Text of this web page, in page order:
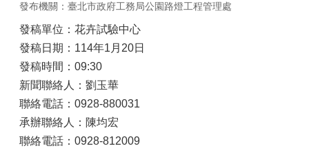
發布機關：臺北市政府工務局公園路燈工程管理處
發稿單位：花卉試驗中心
發稿日期：114年1月20日
發稿時間：09:30
新聞聯絡人：劉玉華
聯絡電話：0928-880031
承辦聯絡人：陳均宏
聯絡電話：0928-812009